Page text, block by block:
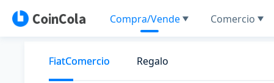
Compra/Vende Comercio
FiatComercio Regalo